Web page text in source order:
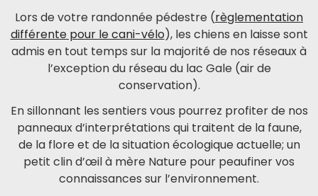
Lors de votre randonnée pédestre (règlementation
différente pour le cani-vélo), les chiens en laisse sont
admis en tout temps sur la majorité de nos réseaux à
l’exception du réseau du lac Gale (air de
conservation).
En sillonnant les sentiers vous pourrez profiter de nos
panneaux d’interprétations qui traitent de la faune,
de la flore et de la situation écologique actuelle; un
petit clin d’œil à mère Nature pour peaufiner vos
connaissances sur l’environnement.